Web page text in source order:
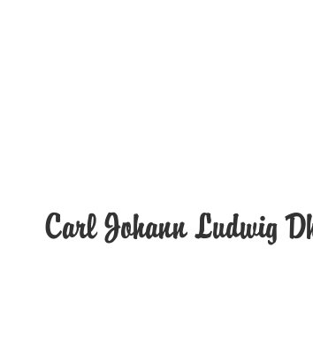
Carl Johann Ludwig